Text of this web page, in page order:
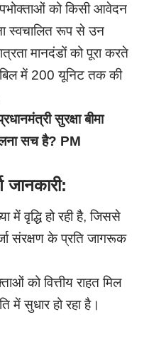
को किसी आवेदन
स्वचालित रूप से उन
मानदंडों को पूरा करते
में 200 यूनिट तक की
सुरक्षा बीमा
सच है? PM
जानकारी:
में वृद्धि हो रही है, जिससे
संरक्षण के प्रति जागरूक
को वित्तीय राहत मिल
में सुधार हो रहा है।